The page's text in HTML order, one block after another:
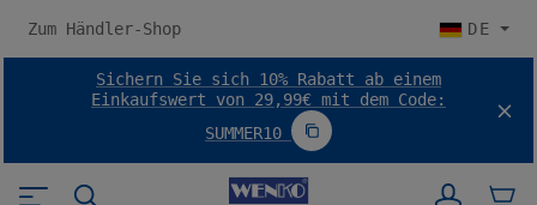
springen
Zum Händler-Shop DE
Sichern Sie sich 10% Rabatt ab einem
Einkaufswert von 29,99€ mit dem Code:
SUMMER10
Code SUMMER10 kopieren